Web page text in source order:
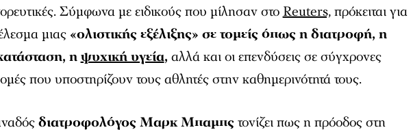
Σύμφωνα με ειδικούς που μίλησαν στο Reuters,πρόκειται για
μιας «ολιστικής εξέλιξης» σε τομείς όπως η διατροφή, η
ηψυχική υγεία, αλλά και οι επενδύσεις σε σύγχρονες
που υποστηρίζουν τους αθλητές στην καθημερινότητά τους.
διατροφολόγος Μαρκ Μπαμπς τονίζει πως η πρόοδος στη